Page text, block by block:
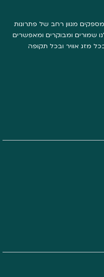
מגוון רחב של פתרונות
שמורים ומבוקרים ומאפשרים
מזג אוויר ובכל תקופה